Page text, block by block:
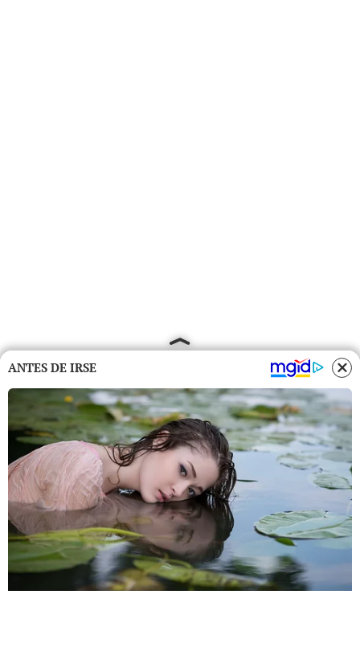
ANTES DE IRSE